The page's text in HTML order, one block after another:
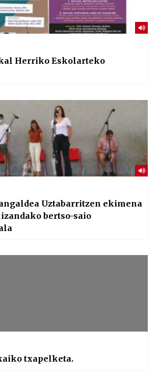
Herriko Eskolarteko
Uztabarritzen ekimena
bertso-saio
txapelketa.